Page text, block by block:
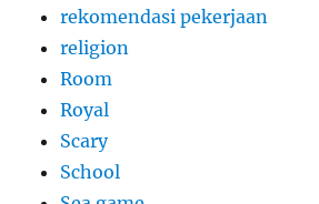
rekomendasi pekerjaan
religion
Room
Royal
Scary
School